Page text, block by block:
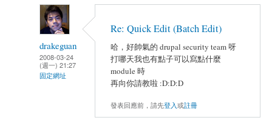
drakeguan
2008-03-24
(週一) 21:27
固定網址
Re: Quick Edit (Batch Edit)
哈，好帥氣的 drupal security team 呀
打哪天我也有點子可以寫點什麼
module 時
再向你請教啦 :D:D:D
發表回應前，請先登入或註冊